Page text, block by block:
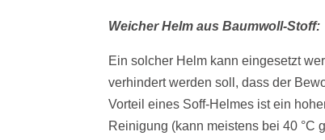
Weicher Helm aus Baumwoll-Stoff:
Ein solcher Helm kann eingesetzt
verhindert werden soll, dass der
Vorteil eines Soff-Helmes ist ein
Reinigung (kann meistens bei 40 °C